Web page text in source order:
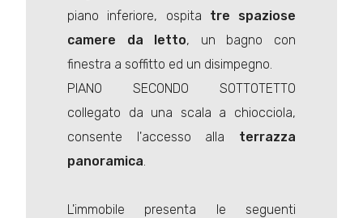
piano inferiore, ospita tre spaziose
camere da letto, un bagno con
finestra a soffitto ed un disimpegno.
PIANO SECONDO SOTTOTETTO
collegato da una scala a chiocciola,
consente l'accesso alla terrazza
panoramica.
L'immobile presenta le seguenti